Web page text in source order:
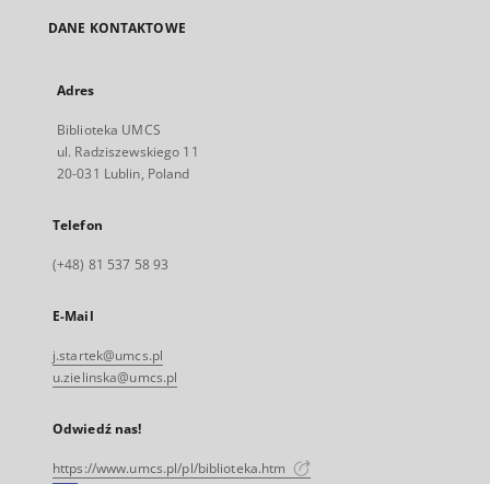
DANE KONTAKTOWE
Adres
Biblioteka UMCS
ul. Radziszewskiego 11
20-031 Lublin, Poland
Telefon
(+48) 81 537 58 93
E-Mail
j.startek@umcs.pl
u.zielinska@umcs.pl
Odwiedź nas!
https://www.umcs.pl/pl/biblioteka.htm